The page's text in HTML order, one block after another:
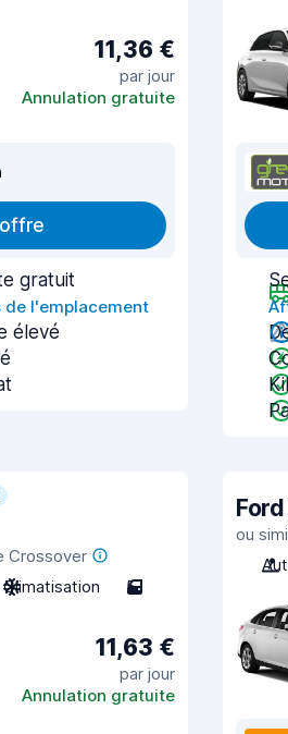
11,36 €
par jour
Annulation gratuite
gratuit
l'emplacement
élevé
Crossover
Climatisation 5
11,63 €
par jour
Annulation gratuite
ou